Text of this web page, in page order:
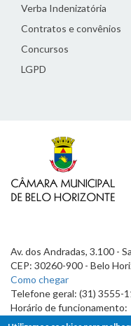
Verba Indenizatória
Contratos e convênios
Concursos
LGPD
Av. dos Andradas, 3.100 -
CEP: 30260-900 - Belo
Como chegar
Telefone geral: (31) 3555-
Horário de funcionamento:
7h às 19h